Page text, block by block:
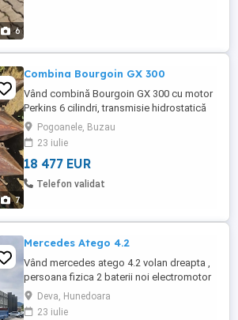
6
7
Combina Bourgoin GX 300
Vând combină Bourgoin GX 300 cu motor
Perkins 6 cilindri, transmisie hidrostatică
dotată cu tocător, regim de lucru trei
rânduri, cu buncăr de trei tone, în perfectă
stare de funcționare.
Pogoanele, Buzau
23 iulie
18 477 EUR
Telefon validat
Mercedes Atego 4.2
Vând mercedes atego 4.2 volan dreapta ,
persoana fizica 2 baterii noi electromotor
nou bară lungă direcție nouă , stop uri noi
cauciucuri 9 10 sateliți blocabili , stație ,
Deva, Hunedoara
23 iulie